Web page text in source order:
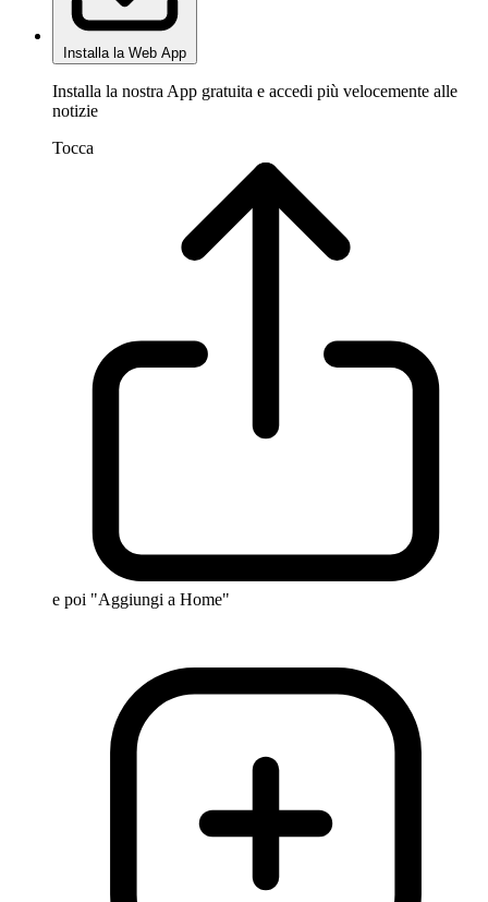
Installa la Web App
Installa la nostra App gratuita e accedi più velocemente alle
notizie
Tocca
e poi "Aggiungi a Home"